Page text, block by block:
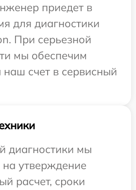
приедет в
для диагностики
При серьезной
мы обеспечим
наш счет в сервисный
диагностики мы
утверждение
расчет, сроки